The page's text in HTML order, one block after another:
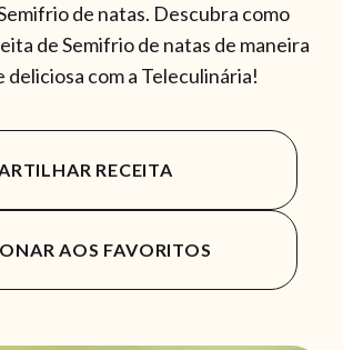
de natas. Descubra como
de Semifrio de natas de maneira
deliciosa com a Teleculinária!
RECEITA
AOS FAVORITOS